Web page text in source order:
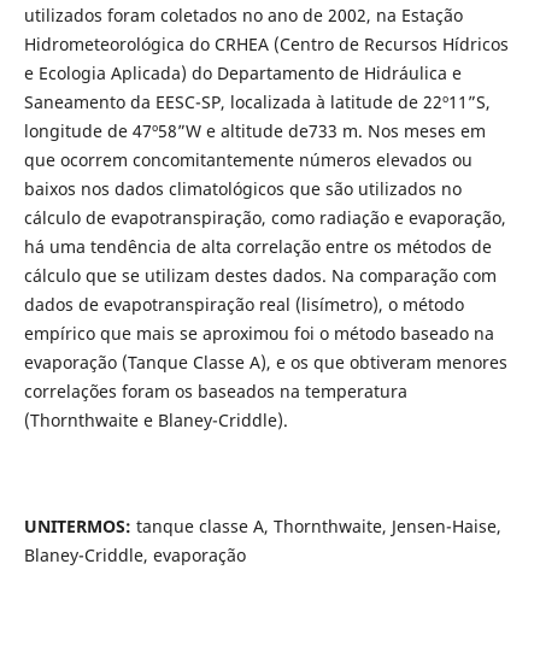
utilizados foram coletados no ano de 2002, na Estação
Hidrometeorológica do CRHEA (Centro de Recursos Hídricos
e Ecologia Aplicada) do Departamento de Hidráulica e
Saneamento da EESC-SP, localizada à latitude de 22º11”S,
longitude de 47º58”W e altitude de733 m. Nos meses em
que ocorrem concomitantemente números elevados ou
baixos nos dados climatológicos que são utilizados no
cálculo de evapotranspiração, como radiação e evaporação,
há uma tendência de alta correlação entre os métodos de
cálculo que se utilizam destes dados. Na comparação com
dados de evapotranspiração real (lisímetro), o método
empírico que mais se aproximou foi o método baseado na
evaporação (Tanque Classe A), e os que obtiveram menores
correlações foram os baseados na temperatura
(Thornthwaite e Blaney-Criddle).
UNITERMOS: tanque classe A, Thornthwaite, Jensen-Haise,
Blaney-Criddle, evaporação